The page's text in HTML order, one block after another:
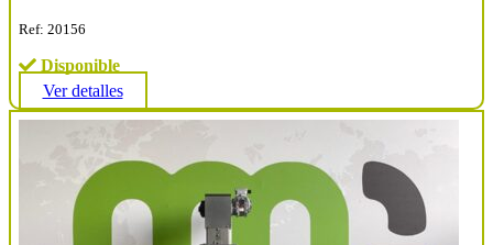
Ref: 20156
Disponible
Ver detalles